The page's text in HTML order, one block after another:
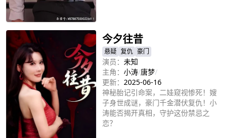
今夕往昔
悬疑 复仇 豪门
演员： 未知
主角： 小涛/唐梦/
更新： 2025-06-16
神秘胎记引命案，二娃窥视惨死！嫂
子身世成谜，豪门千金潜伏复仇！小
涛能否揭开真相，守护这份禁忌之
恋？